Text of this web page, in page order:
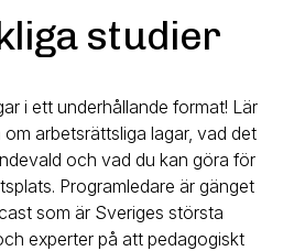
studier
i ett underhållande format! Lär
arbetsrättsliga lagar, vad det
och vad du kan göra för
Programledare är gänget
som är Sveriges största
experter på att pedagogiskt